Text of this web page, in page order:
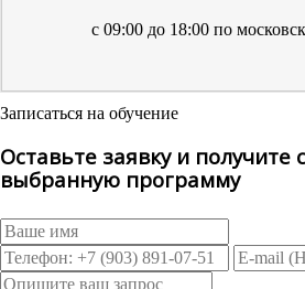
с 09:00 до 18:00 по
Записаться на обучение
Оставьте заявку и получите
выбранную программу